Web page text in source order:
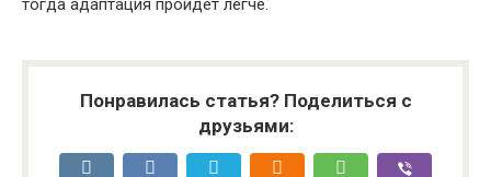
тогда адаптация пройдёт легче.
Понравилась статья? Поделиться с
друзьями: